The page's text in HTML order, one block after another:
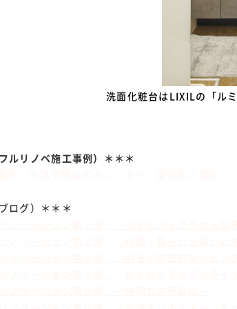
洗面化粧台はLIXILの「ル
ルリノベ施工事例）＊＊＊
ログ）＊＊＊